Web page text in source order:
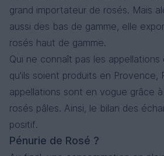
grand importateur de rosés. Mais
aussi des bas de gamme, elle
rosés haut de gamme.
Qui ne connaît pas les
qu'ils soient produits en Provence,
appellations sont en vogue grâce
rosés pâles. Ainsi, le bilan des
positif.
Pénurie de Rosé ?